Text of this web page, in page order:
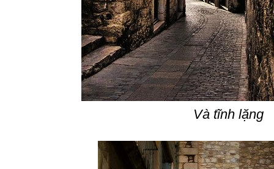
Và tĩnh lặng